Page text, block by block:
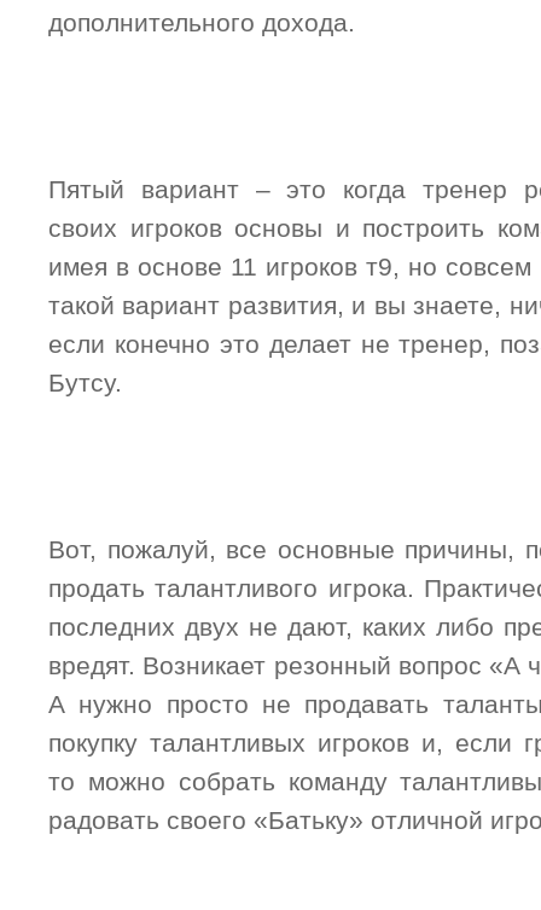
дополнительного дохода.
Пятый вариант – это когда тренер
своих игроков основы и построить
имея в основе 11 игроков т9, но
такой вариант развития, и вы знаете,
если конечно это делает не тренер,
Бутсу.
Вот, пожалуй, все основные причины,
продать талантливого игрока.
последних двух не дают, каких либо
вредят. Возникает резонный вопрос «А
А нужно просто не продавать
покупку талантливых игроков и, если
то можно собрать команду
радовать своего «Батьку» отличной